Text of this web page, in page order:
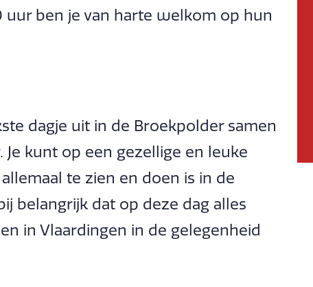
uur ben je van harte welkom op hun
dagje uit in de Broekpolder samen
kunt op een gezellige en leuke
te zien en doen is in de
belangrijk dat op deze dag alles
in Vlaardingen in de gelegenheid